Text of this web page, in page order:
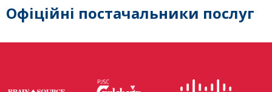
Офіційні постачальники послуг